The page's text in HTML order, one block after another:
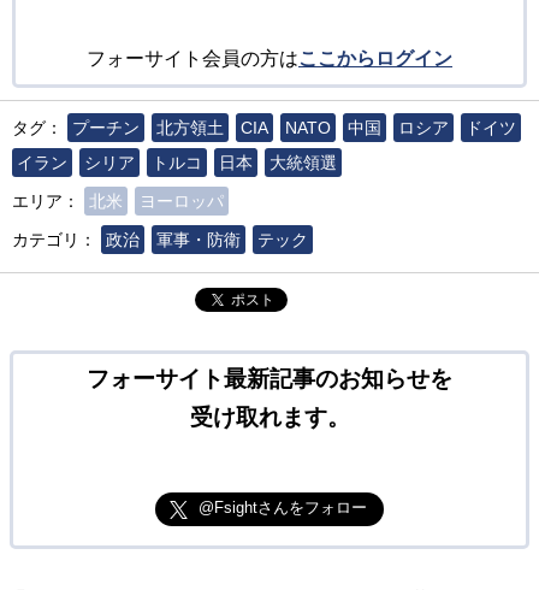
フォーサイト会員の方はここからログイン
タグ： プーチン 北方領土 CIA NATO 中国 ロシア
ドイツ
イラン
シリア トルコ 日本
大統領選
エリア：
北米
ヨーロッパ
カテゴリ：
政治 軍事・防衛 テック
ポスト
フォーサイト最新記事のお知らせを
受け取れます。
@Fsightさんをフォロー